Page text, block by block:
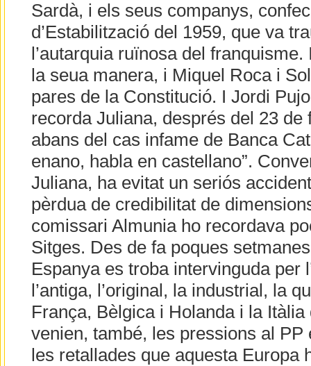
Sardà, i els seus companys,
d’Estabilització del 1959, que va
l’autarquia ruïnosa del
la seua manera, i Miquel Roca i
pares de la Constitució. I Jordi
recorda Juliana, després del 23 de
abans del cas infame de Banca
enano, habla en castellano”.
Juliana, ha evitat un seriós
pèrdua de credibilitat de
comissari Almunia ho recordava
Sitges. Des de fa poques
Espanya es troba intervinguda per
l’antiga, l’original, la industrial, la
França, Bèlgica i Holanda i la Itàlia
venien, també, les pressions al PP
les retallades que aquesta Europa